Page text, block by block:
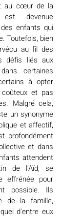
au cœur de la
devenue
enfants qui
Toutefois, bien
au fil des
défis liés aux
certaines
à opter
et pas
Malgré cela,
un synonyme
et affectif,
profondément
et dans
attendent
de l'Aïd, se
effrénée pour
possible. Ils
de la famille,
d'entre eux